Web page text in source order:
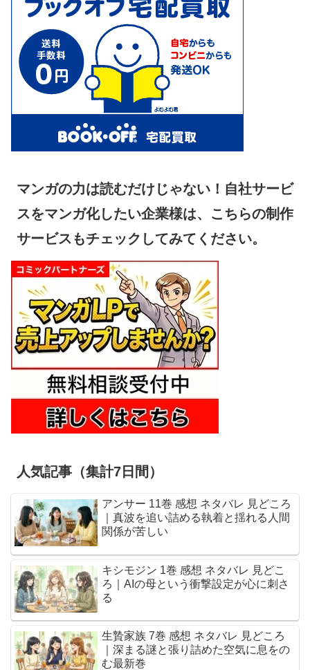
マンガの力は読むだけじゃない！自社サービ
スをマンガ化したい企業様は、こちらの制作
サービスもチェックしてみてください。
人気記事（集計7日間）
アンサー 11巻 感想 ネタバレ 見どころ
｜真波を追い詰める執着と揺れる人間
関係が苦しい
キシモジン 1巻 感想 ネタバレ 見どこ
ろ｜AIの母という衝撃設定が心に刺さ
る
生贄家族 7巻 感想 ネタバレ 見どころ
｜深まる謎と張り詰めた空気に息をの
む最新巻